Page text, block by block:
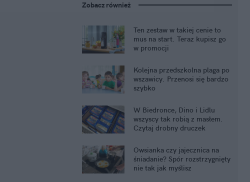
Zobacz również
Ten zestaw w takiej cenie to
mus na start. Teraz kupisz go
w promocji
Kolejna przedszkolna plaga po
wszawicy. Przenosi się bardzo
szybko
W Biedronce, Dino i Lidlu
wszyscy tak robią z masłem.
Czytaj drobny druczek
Owsianka czy jajecznica na
śniadanie? Spór rozstrzygnięty
nie tak jak myślisz